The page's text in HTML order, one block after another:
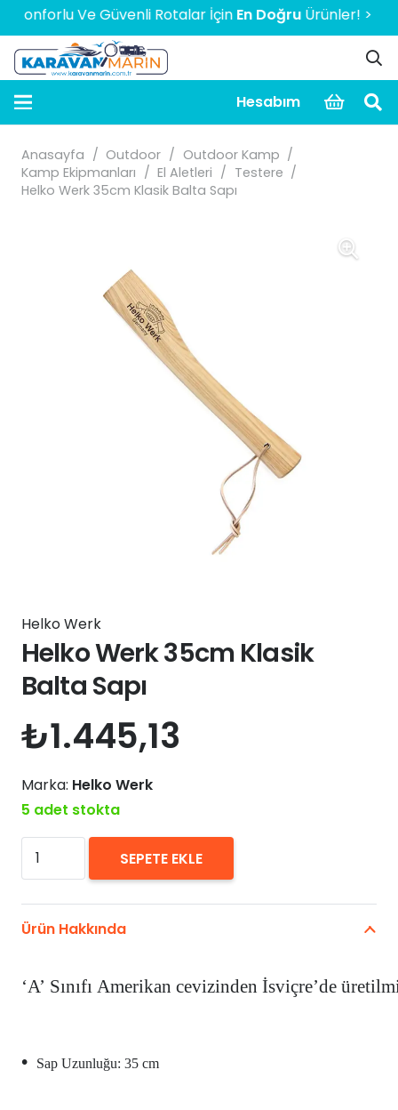
Ve Güvenli Rotalar İçinEn DoğruÜrünler! > > > >
Hesabım
Anasayfa / Outdoor / Outdoor Kamp /
Kamp Ekipmanları / El Aletleri / Testere /
Helko Werk 35cm Klasik Balta Sapı
Helko Werk
Helko Werk 35cm Klasik
Balta Sapı
₺1.445,13
Marka: Helko Werk
5 adet stokta
Helko
Werk
Klasik
adet
SEPETE EKLE
Ürün Hakkında
‘A’ Sınıfı Amerikan cevizinden İsviçre’de
• Sap Uzunluğu: 35 cm